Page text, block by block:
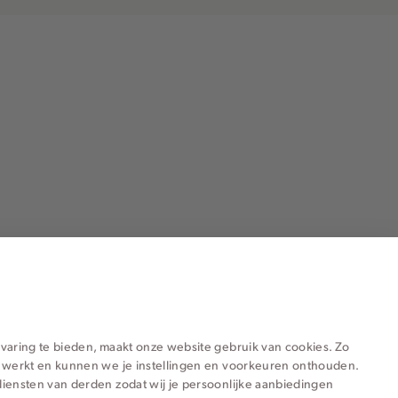
te bieden, maakt onze website gebruik van cookies. Zo
en kunnen we je instellingen en voorkeuren onthouden.
van derden zodat wij je persoonlijke aanbiedingen